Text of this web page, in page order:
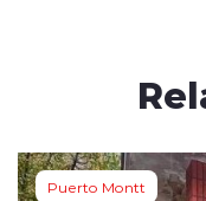
Puerto Montt